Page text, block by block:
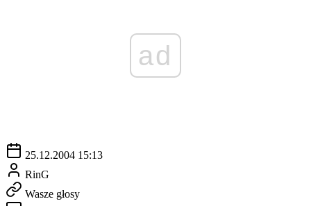
ad
25.12.2004 15:13
RinG
Wasze głosy